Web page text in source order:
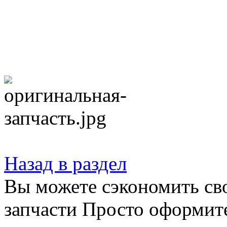
Назад в раздел
Вы можете сэкономить
запчасти Просто